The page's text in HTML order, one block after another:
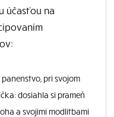
účasťou na
panenstvo, pri svojom
dosiahla si prameň
a svojimi modlitbami